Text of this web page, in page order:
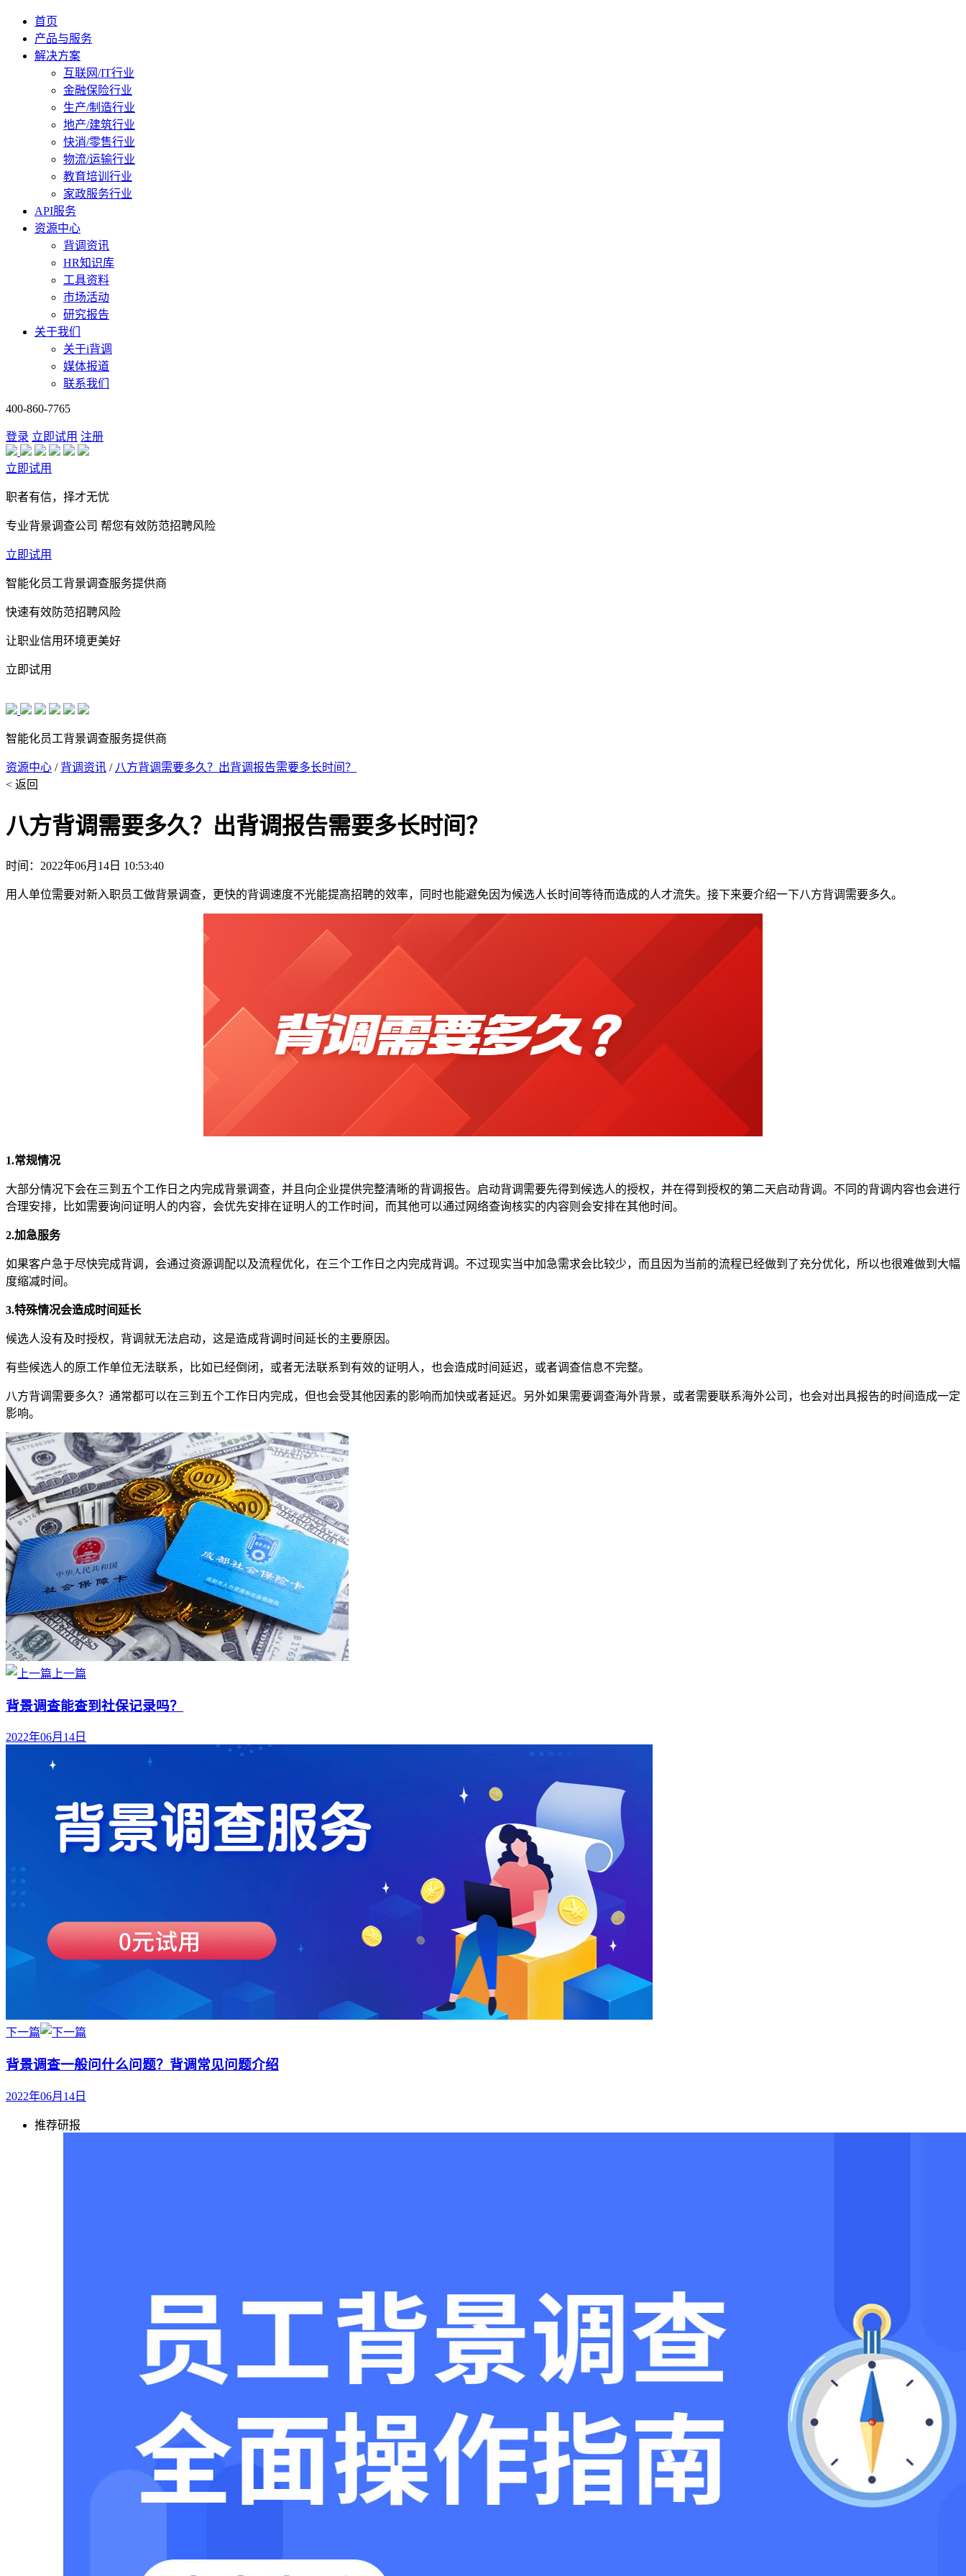
首页
产品与服务
解决方案
互联网/IT行业
金融保险行业
生产/制造行业
地产/建筑行业
快消/零售行业
物流/运输行业
教育培训行业
家政服务行业
API服务
资源中心
背调资讯
HR知识库
工具资料
市场活动
研究报告
关于我们
关于i背调
媒体报道
联系我们
400-860-7765
登录 立即试用 注册
立即试用
职者有信，择才无忧
专业背景调查公司 帮您有效防范招聘风险
立即试用
智能化员工背景调查服务提供商
快速有效防范招聘风险
让职业信用环境更美好
立即试用
智能化员工背景调查服务提供商
资源中心 / 背调资讯 / 八方背调需要多久？出背调报告需要多长时间？
< 返回
八方背调需要多久？出背调报告需要多长时间？
时间：2022年06月14日 10:53:40
用人单位需要对新入职员工做背景调查，更快的背调速度不光能提高招聘的效率，同时也能避免因为候选人长时间等待而造成的人才流失。接下来要介绍一下八方背调需要多久。
1.常规情况
大部分情况下会在三到五个工作日之内完成背景调查，并且向企业提供完整清晰的背调报告。启动背调需要先得到候选人的授权，并在得到授权的第二天启动背调。不同的背调内容也会进行
合理安排，比如需要询问证明人的内容，会优先安排在证明人的工作时间，而其他可以通过网络查询核实的内容则会安排在其他时间。
2.加急服务
如果客户急于尽快完成背调，会通过资源调配以及流程优化，在三个工作日之内完成背调。不过现实当中加急需求会比较少，而且因为当前的流程已经做到了充分优化，所以也很难做到大幅
度缩减时间。
3.特殊情况会造成时间延长
候选人没有及时授权，背调就无法启动，这是造成背调时间延长的主要原因。
有些候选人的原工作单位无法联系，比如已经倒闭，或者无法联系到有效的证明人，也会造成时间延迟，或者调查信息不完整。
八方背调需要多久？通常都可以在三到五个工作日内完成，但也会受其他因素的影响而加快或者延迟。另外如果需要调查海外背景，或者需要联系海外公司，也会对出具报告的时间造成一定
影响。
上一篇
背景调查能查到社保记录吗？
2022年06月14日
下一篇
背景调查一般问什么问题？背调常见问题介绍
2022年06月14日
推荐研报